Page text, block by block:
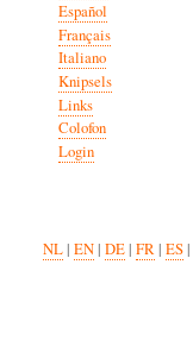
Español
Français
Italiano
Knipsels
Links
Colofon
Login
NL| EN| DE| FR| ES|